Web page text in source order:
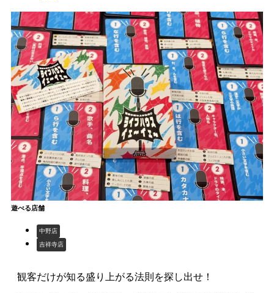
遊べる店舗
中野店
吉祥寺店
観客だけが知る盛り上がる法則を探し出せ！